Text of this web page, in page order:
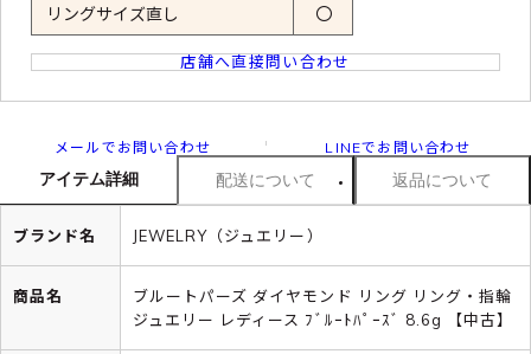
リングサイズ直し 〇
店舗へ直接問い合わせ
メールでお問い合わせ LINEでお問い合わせ
アイテム詳細 配送について 返品について
ブランド名 JEWELRY（ジュエリー）
商品名
ブルートパーズ ダイヤモンド リング リング・指輪
ジュエリー レディース ﾌﾞﾙｰﾄﾊﾟｰｽﾞ 8.6g 【中古】